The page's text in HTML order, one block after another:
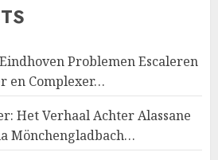
Problemen Escaleren
en Complexer…
Het Verhaal Achter Alassane
Mönchengladbach…